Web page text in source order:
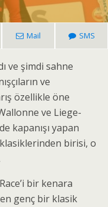
Mail SMS
ve şimdi sahne
ve
özellikle öne
ve Liege-
kapanışı yapan
birisi, o
bir kenara
genç bir klasik